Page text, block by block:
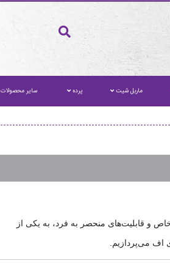
ماربل شیت پرده سایر محصولات
و قابلیت‌های منحصر به فرد، به یکی از
اف می‌پردازیم.